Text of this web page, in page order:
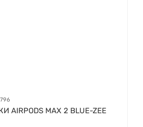
AIRPODS MAX 2 BLUE-ZEE